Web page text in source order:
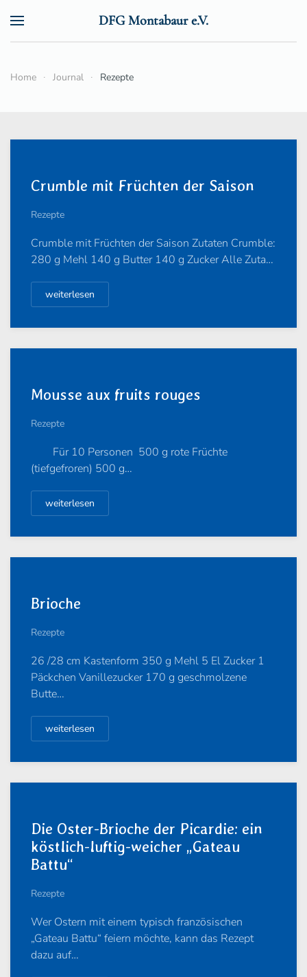
DFG Montabaur e.V.
Home Journal Rezepte
Crumble mit Früchten der Saison
Rezepte
Crumble mit Früchten der Saison Zutaten Crumble:
280 g Mehl 140 g Butter 140 g Zucker Alle Zuta…
weiterlesen
Mousse aux fruits rouges
Rezepte
Für 10 Personen 500 g rote Früchte
(tiefgefroren) 500 g…
weiterlesen
Brioche
Rezepte
26 /28 cm Kastenform 350 g Mehl 5 El Zucker 1
Päckchen Vanillezucker 170 g geschmolzene
Butte…
weiterlesen
Die Oster-Brioche der Picardie: ein
köstlich-luftig-weicher „Gateau
Battu“
Rezepte
Wer Ostern mit einem typisch französischen
„Gateau Battu“ feiern möchte, kann das Rezept
dazu auf…